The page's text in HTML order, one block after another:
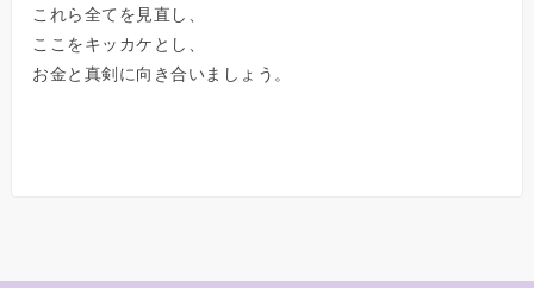
これら全てを見直し、
ここをキッカケとし、
お金と真剣に向き合いましょう。